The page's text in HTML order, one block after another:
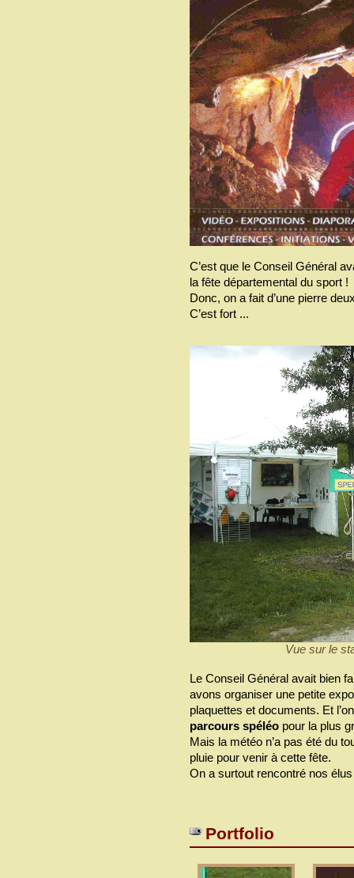
C’est que le Conseil Général
la fête départemental du sport !
Donc, on a fait d’une pierre
C’est fort ...
Vue sur le
Le Conseil Général avait bien
avons organiser une petite
plaquettes et documents. Et
parcours spéléo pour la plus
Mais la météo n’a pas été du
pluie pour venir à cette fête.
On a surtout rencontré nos
Portfolio